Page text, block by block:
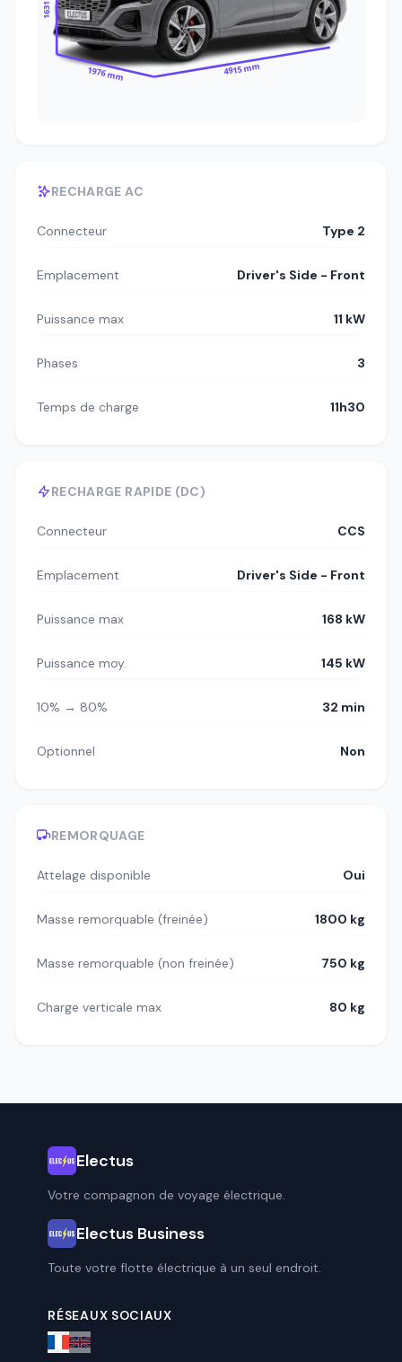
1976 mm 4915 mm
RECHARGE AC
Connecteur Type 2
Emplacement Driver's Side - Front
Puissance max 11 kW
Phases 3
Temps de charge 11h30
RECHARGE RAPIDE (DC)
Connecteur CCS
Emplacement Driver's Side - Front
Puissance max 168 kW
Puissance moy. 145 kW
10% → 80% 32 min
Optionnel Non
REMORQUAGE
Attelage disponible Oui
Masse remorquable (freinée) 1800 kg
Masse remorquable (non freinée) 750 kg
Charge verticale max 80 kg
Electus
Votre compagnon de voyage électrique.
Electus Business
Toute votre flotte électrique à un seul endroit.
RÉSEAUX SOCIAUX